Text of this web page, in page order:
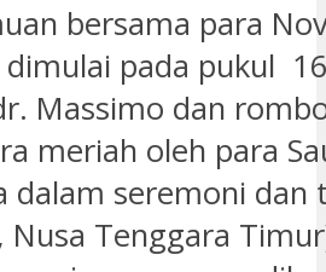
bersama para
dimulai pada pukul
Massimo dan
meriah oleh para
dalam seremoni dan
Nusa Tenggara